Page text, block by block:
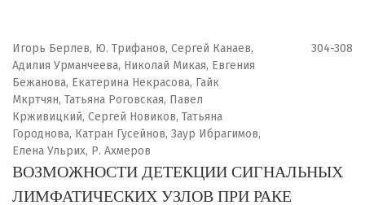
Игорь Берлев, Ю. Трифанов, Сергей Канаев,
Адилия Урманчеева, Николай Микая, Евгения
Бежанова, Екатерина Некрасова, Гайк
Мкртчян, Татьяна Роговская, Павел
Крживицкий, Сергей Новиков, Татьяна
Городнова, Катран Гусейнов, Заур Ибрагимов,
Елена Ульрих, Р. Ахмеров
304-308
ВОЗМОЖНОСТИ ДЕТЕКЦИИ СИГНАЛЬНЫХ
ЛИМФАТИЧЕСКИХ УЗЛОВ ПРИ РАКЕ